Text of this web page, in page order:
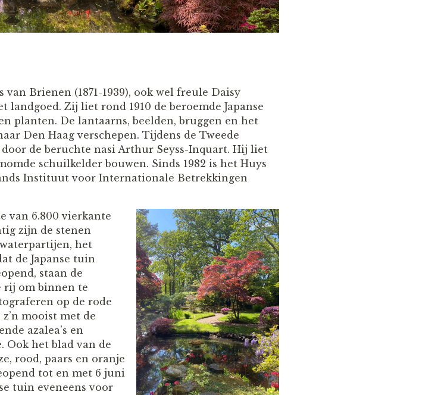
Brienen (1871-1939), ook wel freule Daisy
landgoed. Zij liet rond 1910 de beroemde Japanse
planten. De lantaarns, beelden, bruggen en het
Den Haag verschepen. Tijdens de Tweede
de beruchte nasi Arthur Seyss-Inquart. Hij liet
schuilkelder bouwen. Sinds 1982 is het Huys
Instituut voor Internationale Betrekkingen
van 6.800 vierkante
zijn de stenen
het
de Japanse tuin
staan de
rij om binnen te
op de rode
mooist met de
azalea’s en
Ook het blad van de
rood, paars en oranje
tot en met 6 juni
tuin eveneens voor